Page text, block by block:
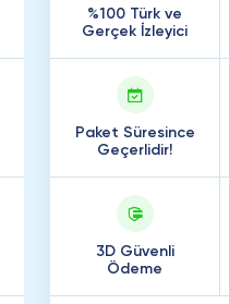
%100 Türk ve
Gerçek İzleyici
Paket Süresince
Geçerlidir!
3D Güvenli
Ödeme